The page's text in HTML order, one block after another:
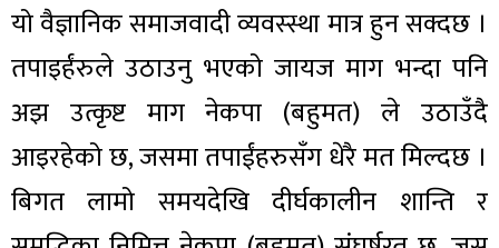
यो वैज्ञानिक समाजवादी व्यवस्स्था मात्र हुन सक्दछ ।
तपाइर्हंरुले उठाउनु भएको जायज माग भन्दा पनि
अझ उत्कृष्ट माग नेकपा (बहुमत) ले उठाउँदै
आइरहेको छ, जसमा तपाईंहरुसँग धेरै मत मिल्दछ ।
बिगत लामो समयदेखि दीर्घकालीन शान्ति र